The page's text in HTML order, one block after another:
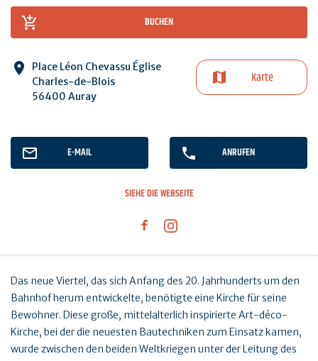
BUCHEN
Place Léon Chevassu Église
Charles-de-Blois
56400 Auray
Karte
E-MAIL ANRUFEN
SIEHE DIE WEBSEITE
Das neue Viertel, das sich Anfang des 20. Jahrhunderts um den
Bahnhof herum entwickelte, benötigte eine Kirche für seine
Bewohner. Diese große, mittelalterlich inspirierte Art-déco-
Kirche, bei der die neuesten Bautechniken zum Einsatz kamen,
wurde zwischen den beiden Weltkriegen unter der Leitung des